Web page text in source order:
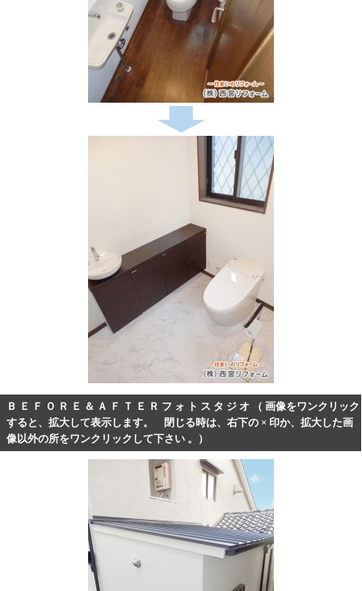
Ｂ Ｅ Ｆ Ｏ Ｒ Ｅ ＆ Ａ Ｆ Ｔ Ｅ Ｒ フ ォ ト ス タ ジ オ （ 画像をワンクリック
すると、拡大して表示します。 閉じる時は、右下の × 印か、拡大した画
像以外の所をワンクリックして下さい 。）